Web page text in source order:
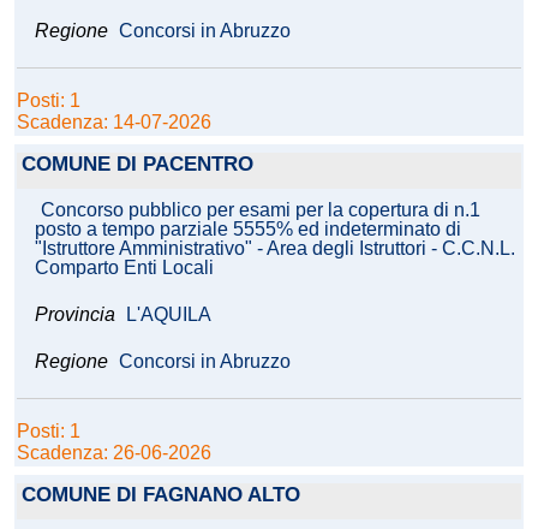
Regione Concorsi in Abruzzo
Posti: 1
Scadenza: 14-07-2026
COMUNE DI PACENTRO
Concorso pubblico per esami per la copertura di n.1
posto a tempo parziale 5555% ed indeterminato di
"Istruttore Amministrativo" - Area degli Istruttori - C.C.N.L.
Comparto Enti Locali
Provincia L'AQUILA
Regione Concorsi in Abruzzo
Posti: 1
Scadenza: 26-06-2026
COMUNE DI FAGNANO ALTO